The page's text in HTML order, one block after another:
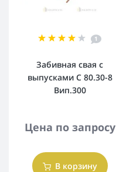
1
Забивная свая с
выпусками С 80.30-8
Вип.300
Цена по запросу
В корзину